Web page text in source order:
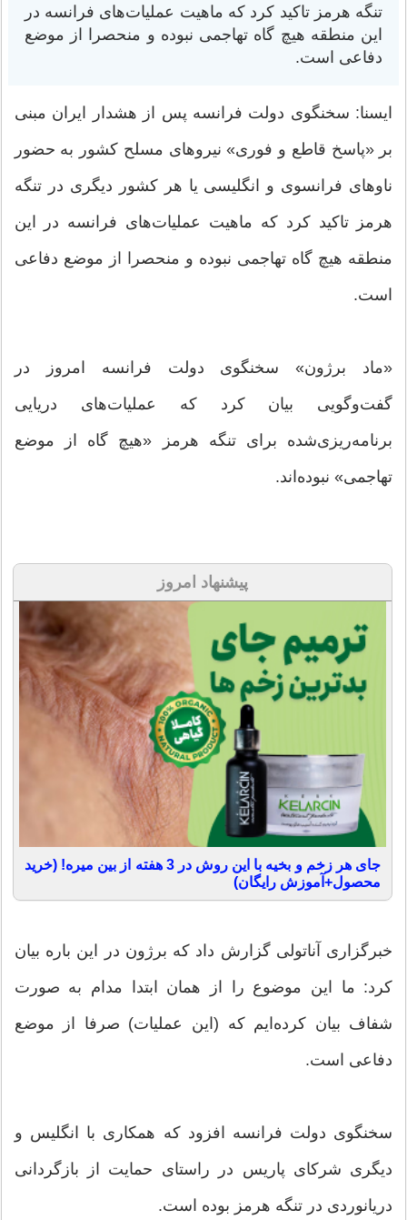
تنگه هرمز تاکید کرد که ماهیت عملیات‌های فرانسه در
این منطقه هیچ گاه تهاجمی نبوده و منحصرا از موضع
دفاعی است.
ایسنا: سخنگوی دولت فرانسه پس از هشدار ایران مبنی
بر «پاسخ قاطع و فوری» نیروهای مسلح کشور به حضور
ناوهای فرانسوی و انگلیسی یا هر کشور دیگری در تنگه
هرمز تاکید کرد که ماهیت عملیات‌های فرانسه در این
منطقه هیچ گاه تهاجمی نبوده و منحصرا از موضع دفاعی
است.
«ماد برژون» سخنگوی دولت فرانسه امروز در
گفت‌وگویی بیان کرد که عملیات‌های دریایی
برنامه‌ریزی‌شده برای تنگه هرمز «هیچ گاه از موضع
تهاجمی» نبوده‌اند.
پیشنهاد امروز
جای هر زخم و بخیه با این روش در 3 هفته از بین میره! (خرید
محصول+آموزش رایگان)
خبرگزاری آناتولی گزارش داد که برژون در این باره بیان
کرد: ما این موضوع را از همان ابتدا مدام به صورت
شفاف بیان کرده‌ایم که (این عملیات) صرفا از موضع
دفاعی است.
سخنگوی دولت فرانسه افزود که همکاری با انگلیس و
دیگری شرکای پاریس در راستای حمایت از بازگردانی
دریانوردی در تنگه هرمز بوده است.